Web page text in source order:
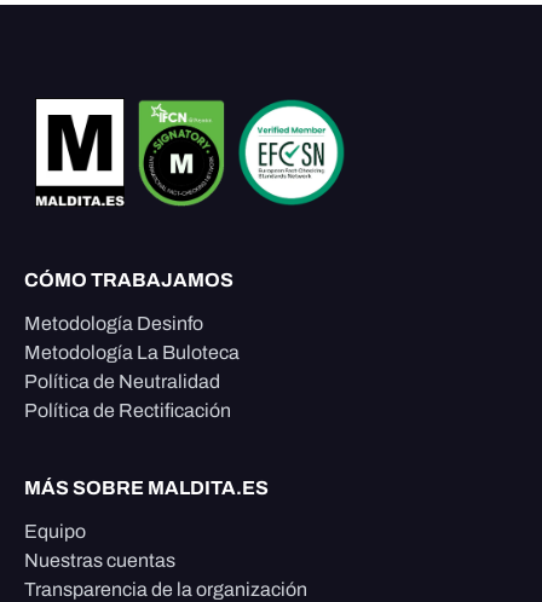
CÓMO TRABAJAMOS
Metodología Desinfo
Metodología La Buloteca
Política de Neutralidad
Política de Rectificación
MÁS SOBRE MALDITA.ES
Equipo
Nuestras cuentas
Transparencia de la organización